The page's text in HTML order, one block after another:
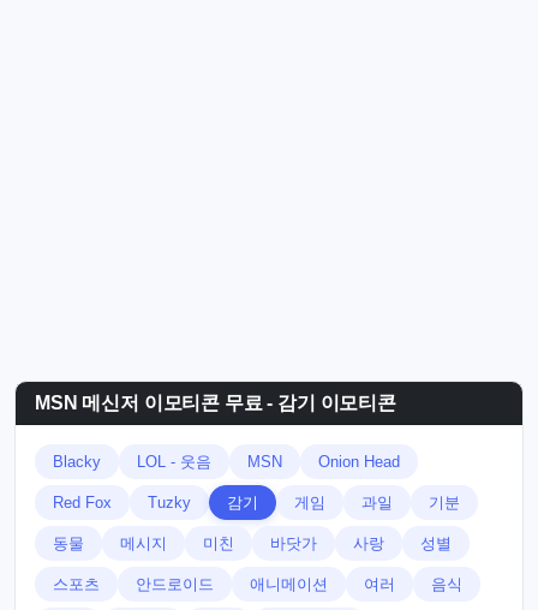
MSN 메신저 이모티콘 무료 - 감기 이모티콘
Blacky LOL - 웃음 MSN Onion Head
Red Fox Tuzky 감기 게임 과일 기분
동물 메시지 미친 바닷가 사랑 성별
스포츠 안드로이드 애니메이션 여러 음식